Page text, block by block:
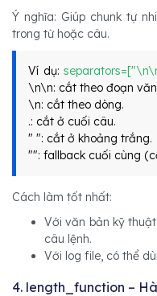
Ý nghĩa: Giúp chunk tự
trong từ hoặc câu.
Ví dụ:
\n\n: cắt theo đoạn
\n: cắt theo dòng.
.: cắt ở cuối câu.
" ": cắt ở khoảng trắng.
"": fallback cuối cùng
Cách làm tốt nhất:
Với văn bản kỹ
câu lệnh.
Với log file, có thể
4. length_function –